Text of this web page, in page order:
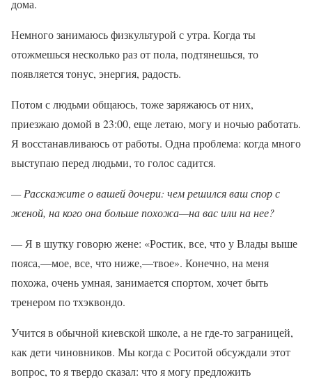
дома.
Немного занимаюсь физкультурой с утра. Когда ты
отожмешься несколько раз от пола, подтянешься, то
появляется тонус, энергия, радость.
Потом с людьми общаюсь, тоже заряжаюсь от них,
приезжаю домой в 23:00, еще летаю, могу и ночью работать.
Я восстанавливаюсь от работы. Одна проблема: когда много
выступаю перед людьми, то голос садится.
— Расскажите о вашей дочери: чем решился ваш спор с
женой, на кого она больше похожа—на вас или на нее?
— Я в шутку говорю жене: «Ростик, все, что у Влады выше
пояса,—мое, все, что ниже,—твое». Конечно, на меня
похожа, очень умная, занимается спортом, хочет быть
тренером по тхэквондо.
Учится в обычной киевской школе, а не где-то заграницей,
как дети чиновников. Мы когда с Роситой обсуждали этот
вопрос, то я твердо сказал: что я могу предложить